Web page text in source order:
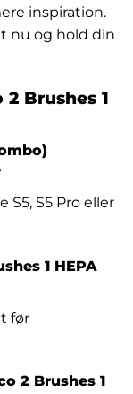
inspiration.
nu og hold din
Brushes 1
S5, S5 Pro eller
1 HEPA
før
2 Brushes 1